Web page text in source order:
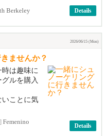
Berkeley Details
2026/06/15 (Mon)
ませんか？
は趣味に
ルを購入
いことに気
Femenino
Details